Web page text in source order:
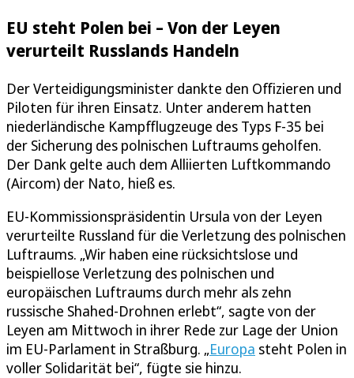
EU steht Polen bei – Von der Leyen
verurteilt Russlands Handeln
Der Verteidigungsminister dankte den Offizieren und
Piloten für ihren Einsatz. Unter anderem hatten
niederländische Kampfflugzeuge des Typs F-35 bei
der Sicherung des polnischen Luftraums geholfen.
Der Dank gelte auch dem Alliierten Luftkommando
(Aircom) der Nato, hieß es.
EU-Kommissionspräsidentin Ursula von der Leyen
verurteilte Russland für die Verletzung des polnischen
Luftraums. „Wir haben eine rücksichtslose und
beispiellose Verletzung des polnischen und
europäischen Luftraums durch mehr als zehn
russische Shahed-Drohnen erlebt“, sagte von der
Leyen am Mittwoch in ihrer Rede zur Lage der Union
im EU-Parlament in Straßburg. „Europa steht Polen in
voller Solidarität bei“, fügte sie hinzu.